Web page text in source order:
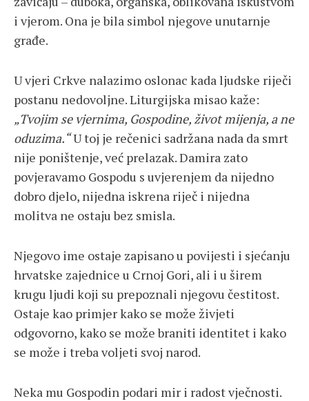
i vjerom. Ona je bila simbol njegove unutarnje
građe.
U vjeri Crkve nalazimo oslonac kada ljudske riječi
postanu nedovoljne. Liturgijska misao kaže:
„Tvojim se vjernima, Gospodine, život mijenja, a ne
oduzima.“U toj je rečenici sadržana nada da smrt
nije poništenje, već prelazak. Damira zato
povjeravamo Gospodu s uvjerenjem da nijedno
dobro djelo, nijedna iskrena riječ i nijedna
molitva ne ostaju bez smisla.
Njegovo ime ostaje zapisano u povijesti i sjećanju
hrvatske zajednice u Crnoj Gori, ali i u širem
krugu ljudi koji su prepoznali njegovu čestitost.
Ostaje kao primjer kako se može živjeti
odgovorno, kako se može braniti identitet i kako
se može i treba voljeti svoj narod.
Neka mu Gospodin podari mir i radost vječnosti.